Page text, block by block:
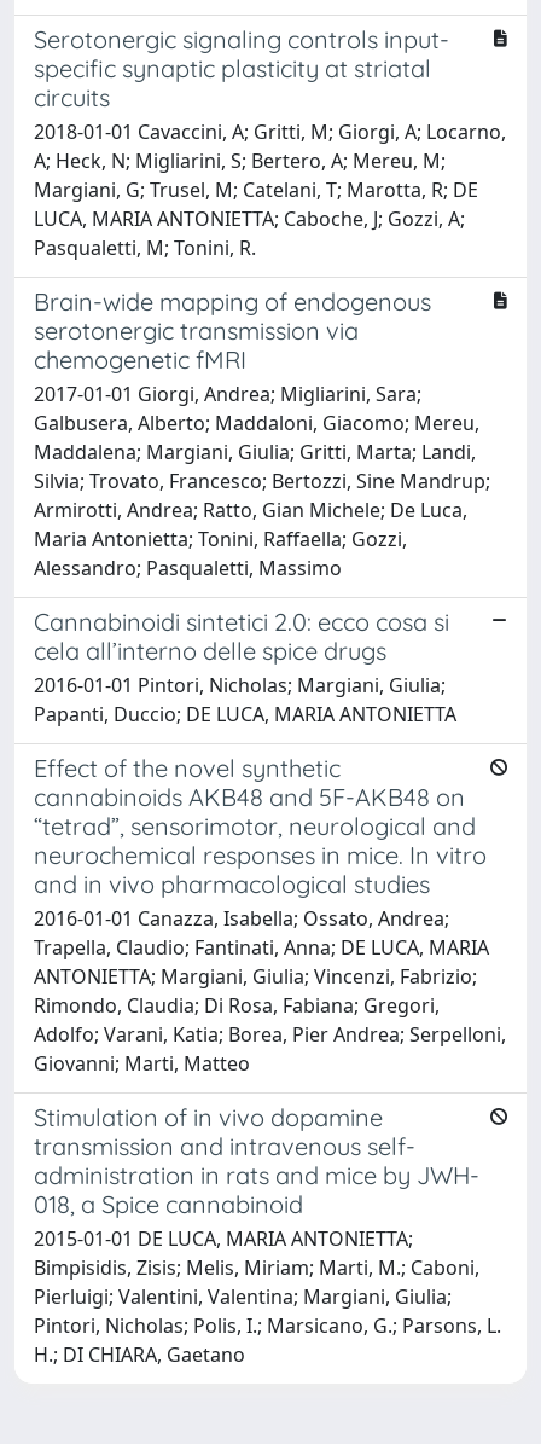
Serotonergic signaling controls input-
specific synaptic plasticity at striatal
circuits
2018-01-01 Cavaccini, A; Gritti, M; Giorgi, A; Locarno,
A; Heck, N; Migliarini, S; Bertero, A; Mereu, M;
Margiani, G; Trusel, M; Catelani, T; Marotta, R; DE
LUCA, MARIA ANTONIETTA; Caboche, J; Gozzi, A;
Pasqualetti, M; Tonini, R.
Brain-wide mapping of endogenous
serotonergic transmission via
chemogenetic fMRI
2017-01-01 Giorgi, Andrea; Migliarini, Sara;
Galbusera, Alberto; Maddaloni, Giacomo; Mereu,
Maddalena; Margiani, Giulia; Gritti, Marta; Landi,
Silvia; Trovato, Francesco; Bertozzi, Sine Mandrup;
Armirotti, Andrea; Ratto, Gian Michele; De Luca,
Maria Antonietta; Tonini, Raffaella; Gozzi,
Alessandro; Pasqualetti, Massimo
Cannabinoidi sintetici 2.0: ecco cosa si
cela all’interno delle spice drugs
2016-01-01 Pintori, Nicholas; Margiani, Giulia;
Papanti, Duccio; DE LUCA, MARIA ANTONIETTA
Effect of the novel synthetic
cannabinoids AKB48 and 5F-AKB48 on
“tetrad”, sensorimotor, neurological and
neurochemical responses in mice. In vitro
and in vivo pharmacological studies
2016-01-01 Canazza, Isabella; Ossato, Andrea;
Trapella, Claudio; Fantinati, Anna; DE LUCA, MARIA
ANTONIETTA; Margiani, Giulia; Vincenzi, Fabrizio;
Rimondo, Claudia; Di Rosa, Fabiana; Gregori,
Adolfo; Varani, Katia; Borea, Pier Andrea; Serpelloni,
Giovanni; Marti, Matteo
Stimulation of in vivo dopamine
transmission and intravenous self-
administration in rats and mice by JWH-
018, a Spice cannabinoid
2015-01-01 DE LUCA, MARIA ANTONIETTA;
Bimpisidis, Zisis; Melis, Miriam; Marti, M.; Caboni,
Pierluigi; Valentini, Valentina; Margiani, Giulia;
Pintori, Nicholas; Polis, I.; Marsicano, G.; Parsons, L.
H.; DI CHIARA, Gaetano